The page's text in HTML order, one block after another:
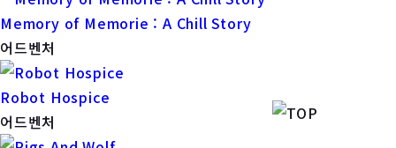
Memory of Memorie : A Chill Story
어드벤처
Robot Hospice
어드벤처